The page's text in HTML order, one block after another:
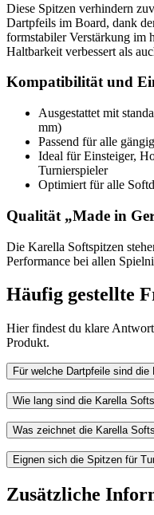
Diese Spitzen verhindern
Dartpfeils im Board, dank
formstabiler Verstärkung im
Haltbarkeit verbessert als
Kompatibilität und
Ausgestattet mit
mm)
Passend für alle
Ideal für Einsteiger,
Turnierspieler
Optimiert für alle
Qualität „Made in
Die Karella Softspitzen
Performance bei allen
Häufig gestellte
Hier findest du klare
Produkt.
Für welche Dartpfeile sind
Wie lang sind die Karella
Was zeichnet die Karella
Eignen sich die Spitzen für
Zusätzliche